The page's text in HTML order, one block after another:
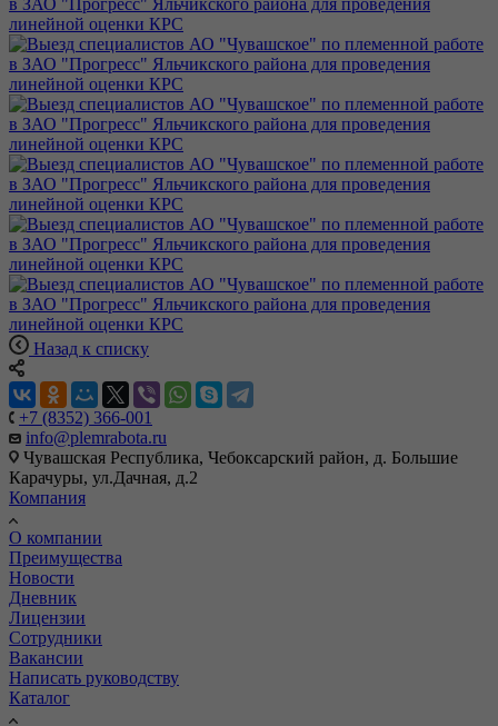
Назад к списку
+7 (8352) 366-001
info@plemrabota.ru
Чувашская Республика, Чебоксарский район, д. Большие
Карачуры, ул.Дачная, д.2
Компания
О компании
Преимущества
Новости
Дневник
Лицензии
Сотрудники
Вакансии
Написать руководству
Каталог